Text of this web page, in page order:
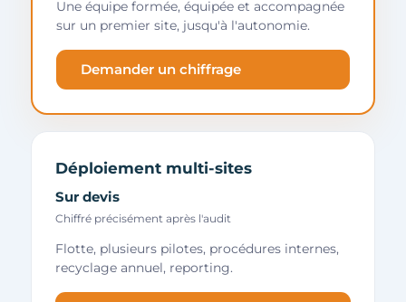
Une équipe formée, équipée et accompagnée
sur un premier site, jusqu'à l'autonomie.
Demander un chiffrage
Déploiement multi-sites
Sur devis
Chiffré précisément après l'audit
Flotte, plusieurs pilotes, procédures internes,
recyclage annuel, reporting.